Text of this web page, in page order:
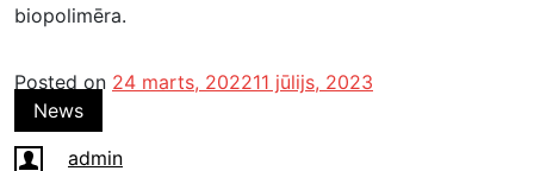
biopolimēra.
Posted on 24 marts, 202211 jūlijs, 2023
News
admin